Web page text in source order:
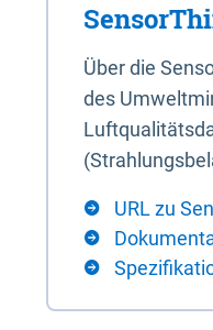
Über die
des
URL zu